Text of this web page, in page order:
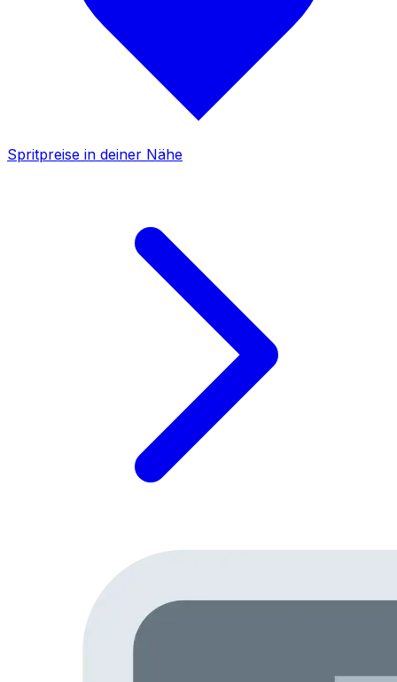
Spritpreise in deiner Nähe